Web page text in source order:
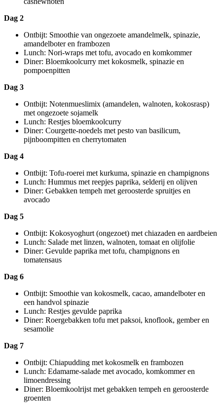
Dag 2
Ontbijt: Smoothie van ongezoete amandelmelk, spinazie,
amandelboter en frambozen
Lunch: Nori-wraps met tofu, avocado en komkommer
Diner: Bloemkoolcurry met kokosmelk, spinazie en
pompoenpitten
Dag 3
Ontbijt: Notenmueslimix (amandelen, walnoten, kokosrasp)
met ongezoete sojamelk
Lunch: Restjes bloemkoolcurry
Diner: Courgette-noedels met pesto van basilicum,
pijnboompitten en cherrytomaten
Dag 4
Ontbijt: Tofu-roerei met kurkuma, spinazie en champignons
Lunch: Hummus met reepjes paprika, selderij en olijven
Diner: Gebakken tempeh met geroosterde spruitjes en
avocado
Dag 5
Ontbijt: Kokosyoghurt (ongezoet) met chiazaden en aardbeien
Lunch: Salade met linzen, walnoten, tomaat en olijfolie
Diner: Gevulde paprika met tofu, champignons en
tomatensaus
Dag 6
Ontbijt: Smoothie van kokosmelk, cacao, amandelboter en
een handvol spinazie
Lunch: Restjes gevulde paprika
Diner: Roergebakken tofu met paksoi, knoflook, gember en
sesamolie
Dag 7
Ontbijt: Chiapudding met kokosmelk en frambozen
Lunch: Edamame-salade met avocado, komkommer en
limoendressing
Diner: Bloemkoolrijst met gebakken tempeh en geroosterde
groenten